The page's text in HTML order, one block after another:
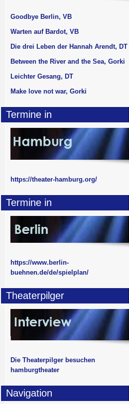
Goodbye Berlin, VB
Warten auf Bardot, VB
Die drei Leben der Hannah Arendt, DT
Between the River and the Sea, Gorki
Leichter Gesang, DT
Make love not war, Gorki
Termine in
https://theater-hamburg.org/
Termine in
https://www.berlin-
buehnen.de/de/spielplan/
Theaterpilger
Die Theaterpilger besuchen
hamburgtheater
Navigation